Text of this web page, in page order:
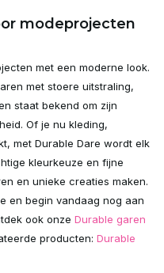
modeprojecten
met een moderne look.
met stoere uitstraling,
staat bekend om zijn
Of je nu kleding,
met Durable Dare wordt elk
kleurkeuze en fijne
en unieke creaties maken.
en begin vandaag nog aan
ook onze Durable garen
producten: Durable